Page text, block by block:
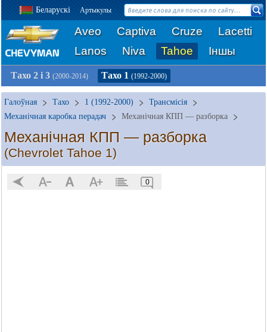
Беларускі Артыкулы
Aveo Captiva Cruze
Lacetti
Lanos
Niva Tahoe Іншы
Тахо 2 і 3 (2000-2014) Тахо 1 (1992-2000)
Галоўная Тахо 1 (1992-2000)
Трансмісія
Механічная каробка перадач
Механічная КПП — разборка
Механічная КПП — разборка
(Chevrolet Tahoe 1)
0